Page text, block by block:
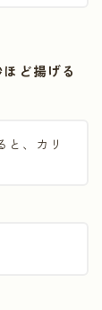
ど揚げる
と、カリ